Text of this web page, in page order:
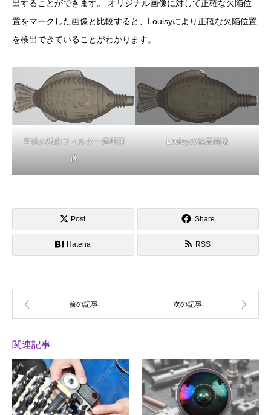
出することができます。 オリジナル画像に対して正確な欠陥位
置をマークした画像と比較すると、Louisyにより正確な欠陥位置
を検出できていることがわかります。
当社の独自フィルター適用画
像
Louisyの結果画像
Post Share
Hatena RSS
関連記事